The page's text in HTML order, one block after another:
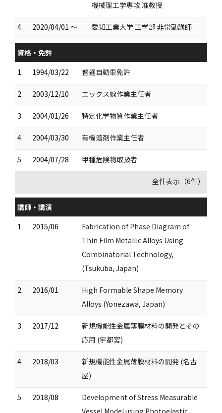
機械理工学専攻 准教授
4. 2020/04/01 ～ 愛知工業大学 工学部 非常勤講師
資格・免許
1.
1994/03/22 普通自動車免許
2. 2003/12/10 エックス線作業主任者
3. 2004/01/26 特定化学物質作業主任者
4. 2004/03/30 有機溶剤作業主任者
5. 2004/07/28 甲種危険物取扱者
全件表示（6件）
講師・講演
1.
2015/06
Fabrication of Phase Diagram of
Thin Film Metallic Alloys Using
Combinatorial Technology,
(Tsukuba, Japan)
2. 2016/01
High Formable Shape Memory
Alloys (Yonezawa, Japan)
3. 2017/12
新規機能性金属薄膜材料の開発とその
応用 (宇都宮)
4. 2018/03
新規機能性金属薄膜材料の開発 (名古
屋)
5. 2018/08
Development of Stress Measurable
Vessel Model using Photoelastic